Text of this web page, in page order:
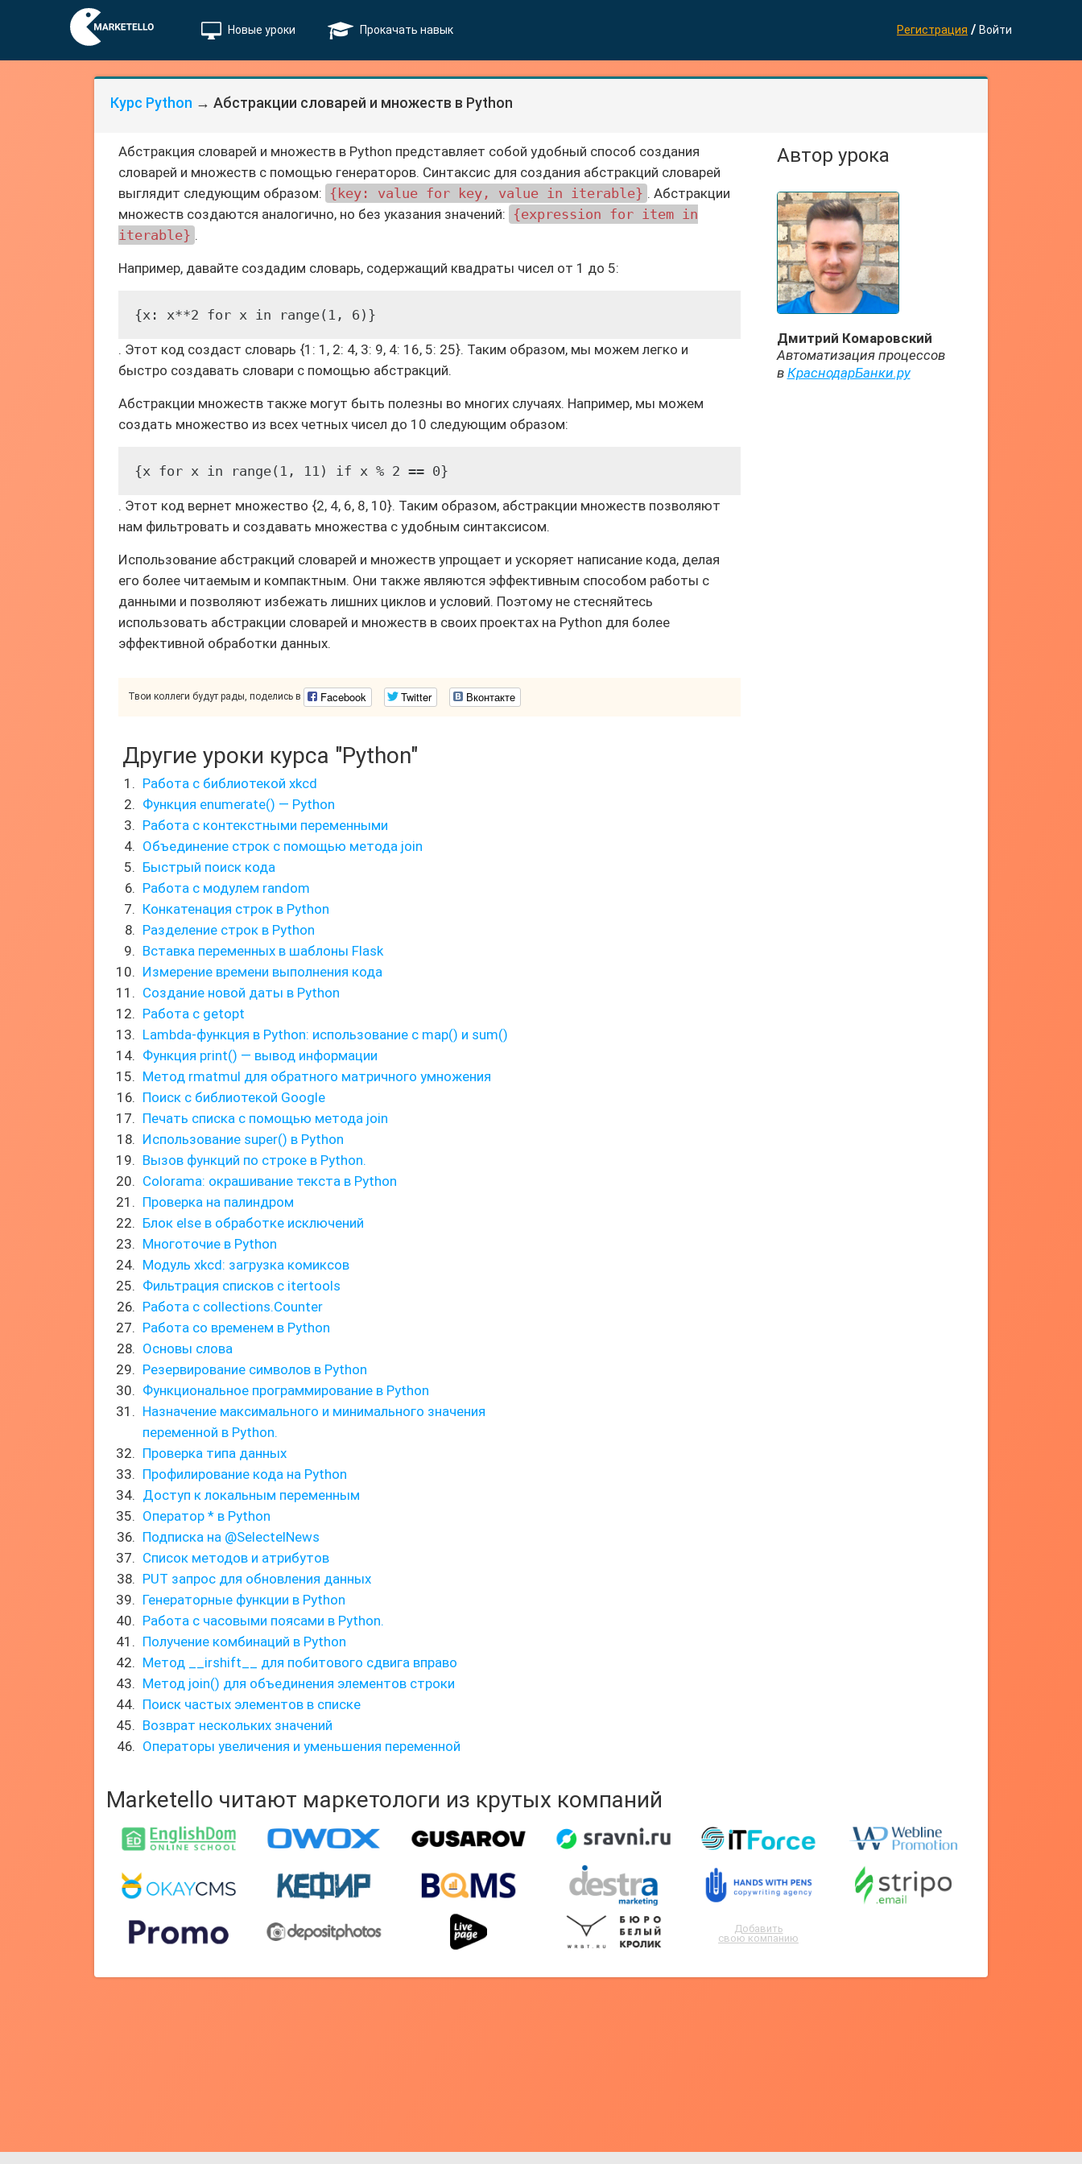
Новые уроки Прокачать навык Регистрация / Войти
Курс Python → Абстракции словарей и множеств в Python
Абстракция словарей и множеств в Python представляет собой удобный способ создания
словарей и множеств с помощью генераторов. Синтаксис для создания абстракций словарей
выглядит следующим образом: {key: value for key, value in iterable} . Абстракции
множеств создаются аналогично, но без указания значений: {expression for item in
iterable} .
Например, давайте создадим словарь, содержащий квадраты чисел от 1 до 5:
{x: x**2 for x in range(1, 6)}
. Этот код создаст словарь {1: 1, 2: 4, 3: 9, 4: 16, 5: 25}. Таким образом, мы можем легко и
быстро создавать словари с помощью абстракций.
Абстракции множеств также могут быть полезны во многих случаях. Например, мы можем
создать множество из всех четных чисел до 10 следующим образом:
{x for x in range(1, 11) if x % 2 == 0}
. Этот код вернет множество {2, 4, 6, 8, 10}. Таким образом, абстракции множеств позволяют
нам фильтровать и создавать множества с удобным синтаксисом.
Использование абстракций словарей и множеств упрощает и ускоряет написание кода, делая
его более читаемым и компактным. Они также являются эффективным способом работы с
данными и позволяют избежать лишних циклов и условий. Поэтому не стесняйтесь
использовать абстракции словарей и множеств в своих проектах на Python для более
эффективной обработки данных.
Твои коллеги будут рады, поделись в Facebook Twitter Вконтакте
Автор урока
Дмитрий Комаровский
Автоматизация процессов
в КраснодарБанки.ру
Другие уроки курса "Python"
Работа с библиотекой xkcd
Функция enumerate() — Python
Работа с контекстными переменными
Объединение строк с помощью метода join
Быстрый поиск кода
Работа с модулем random
Конкатенация строк в Python
Разделение строк в Python
Вставка переменных в шаблоны Flask
Измерение времени выполнения кода
Создание новой даты в Python
Работа с getopt
Lambda-функция в Python: использование с map() и sum()
Функция print() — вывод информации
Метод rmatmul для обратного матричного умножения
Поиск с библиотекой Google
Печать списка с помощью метода join
Использование super() в Python
Вызов функций по строке в Python.
Colorama: окрашивание текста в Python
Проверка на палиндром
Блок else в обработке исключений
Многоточие в Python
Модуль xkcd: загрузка комиксов
Фильтрация списков с itertools
Работа с collections.Counter
Работа со временем в Python
Основы слова
Резервирование символов в Python
Функциональное программирование в Python
Назначение максимального и минимального значения
переменной в Python.
Проверка типа данных
Профилирование кода на Python
Доступ к локальным переменным
Оператор * в Python
Подписка на @SelectelNews
Список методов и атрибутов
PUT запрос для обновления данных
Генераторные функции в Python
Работа с часовыми поясами в Python.
Получение комбинаций в Python
Метод __irshift__ для побитового сдвига вправо
Метод join() для объединения элементов строки
Поиск частых элементов в списке
Возврат нескольких значений
Операторы увеличения и уменьшения переменной
Marketello читают маркетологи из крутых компаний
Добавить
свою компанию